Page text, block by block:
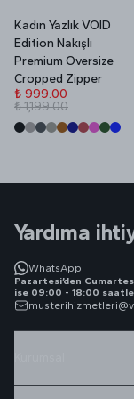
Kadın Yazlık VOID
Edition Nakışlı
Premium Oversize
Cropped Zipper
₺ 999.00
₺ 1,199.00
Yardıma
WhatsApp
Pazartesi’den
ise 09:00 - 18:00